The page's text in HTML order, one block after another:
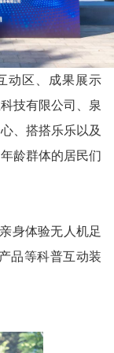
动区、成果展示
技有限公司、泉
、搭搭乐乐以及
龄群体的居民们
身体验无人机足
品等科普互动装